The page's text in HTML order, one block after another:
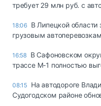
требует 29 млн руб. с
18:06 В Липецкой
грузовым
16:58 В Сафоновском
трассе М-1 полностью
08:15 На автодороге
Судогодском районе